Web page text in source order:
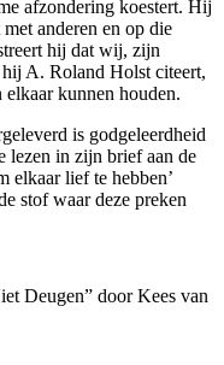
afzondering koestert. Hij
anderen en op die
hij dat wij, zijn
hij A. Roland Holst citeert,
elkaar kunnen houden.
is godgeleerdheid
lezen in zijn brief aan de
elkaar lief te hebben’
stof waar deze preken
Deugen” door Kees van